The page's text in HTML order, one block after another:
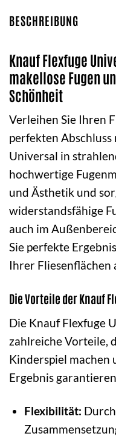
BESCHREIBUNG
Knauf Flexfuge
makellose Fugen
Schönheit
Verleihen Sie Ihren
perfekten
Universal in
hochwertige
und Ästhetik und
widerstandsfähige
auch im
Sie perfekte
Ihrer Fliesenflächen
Die Vorteile der Knauf
Die Knauf Flexfuge
zahlreiche Vorteile,
Kinderspiel machen
Ergebnis
Flexibilität: